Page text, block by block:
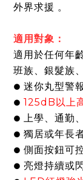
外界求援 。
適用對象：
適用於任何年
班族、銀髮族
● 迷你丸型警
● 125dB以上
● 上學、通勤、
● 獨居或年長
● 側面按鈕可
● 亮燈持續或